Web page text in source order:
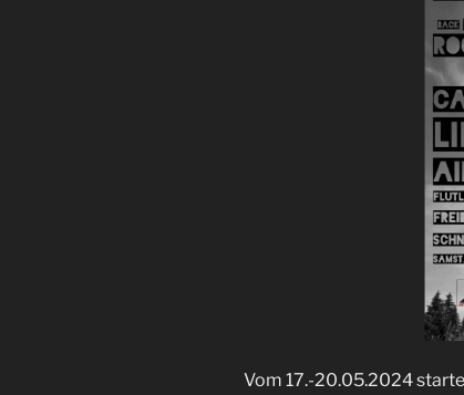
Vom 17.-20.05.2024